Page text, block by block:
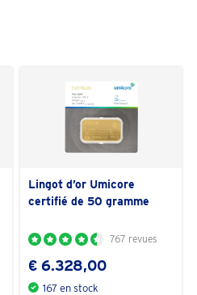
Lingot d’or Umicore
certifié de 50 gramme
767 revues
€ 6.328,00
167 en stock